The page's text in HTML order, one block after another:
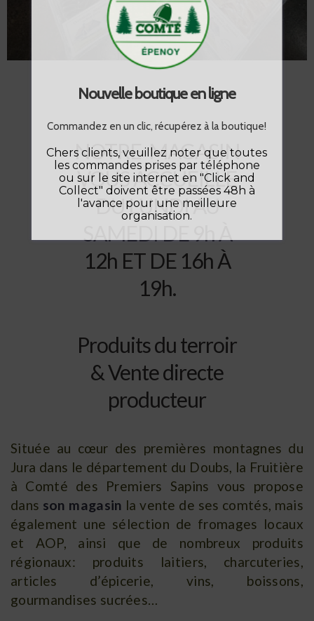
Charcuterie
NOTRE MAGASIN
VOUS ACCUEILLE
DU LUNDI AU
SAMEDI DE 9h À
12h ET DE 16h À
19h.
Produits du terroir
& Vente directe
producteur
Située au cœur des premières montagnes du
Jura dans le département du Doubs, la Fruitière
à Comté des Premiers Sapins vous propose
dans son magasin la vente de ses comtés, mais
également une sélection de fromages locaux
et AOP, ainsi que de nombreux produits
régionaux: produits laitiers, charcuteries,
articles d’épicerie, vins, boissons,
gourmandises sucrées…
Nouvelle boutique en ligne
Commandez en un clic, récupérez à la boutique!
Chers clients, veuillez noter que toutes
les commandes prises par téléphone
ou sur le site internet en "Click and
Collect" doivent être passées 48h à
l'avance pour une meilleure
organisation.